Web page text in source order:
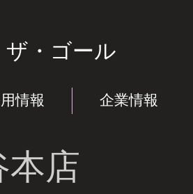
ザ・ゴール
情報 企業情報
店